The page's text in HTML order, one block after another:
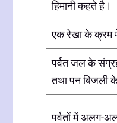
हिमानी कहते है।
एक रेखा के क्रम में
पर्वत जल के
तथा पन बिजली
पर्वतों में अलग-